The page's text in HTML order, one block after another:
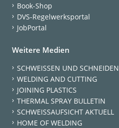
Book-Shop
DVS-Regelwerksportal
JobPortal
Weitere Medien
SCHWEISSEN UND SCHNEIDEN
WELDING AND CUTTING
JOINING PLASTICS
THERMAL SPRAY BULLETIN
SCHWEISSAUFSICHT AKTUELL
HOME OF WELDING